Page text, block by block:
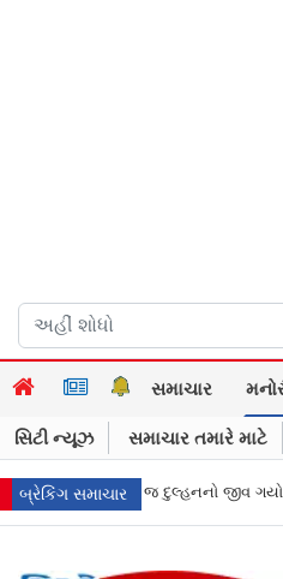
સમાચાર
સિટી ન્યૂઝ સમાચાર તમારે માટે
બ્રેકિંગ સમાચાર
ધરપકડ બાદ કહ્યું “હું ઘરે જઈ શકું?”